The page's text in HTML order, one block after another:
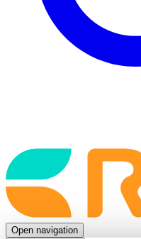
Back
to
frontpage
Open navigation